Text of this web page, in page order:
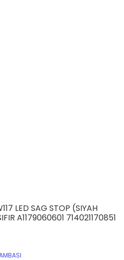
LED SAG STOP (SIYAH
A1179060601 714021170851